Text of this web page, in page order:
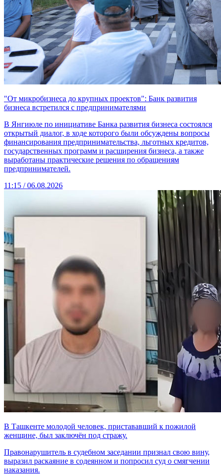
"От микробизнеса до крупных проектов": Банк развития
бизнеса встретился с предпринимателями
В Янгиюле по инициативе Банка развития бизнеса состоялся
открытый диалог, в ходе которого были обсуждены вопросы
финансирования предпринимательства, льготных кредитов,
государственных программ и расширения бизнеса, а также
выработаны практические решения по обращениям
предпринимателей.
11:15 / 06.08.2026
В Ташкенте молодой человек, пристававший к пожилой
женщине, был заключён под стражу.
Правонарушитель в судебном заседании признал свою вину,
выразил раскаяние в содеянном и попросил суд о смягчении
наказания.